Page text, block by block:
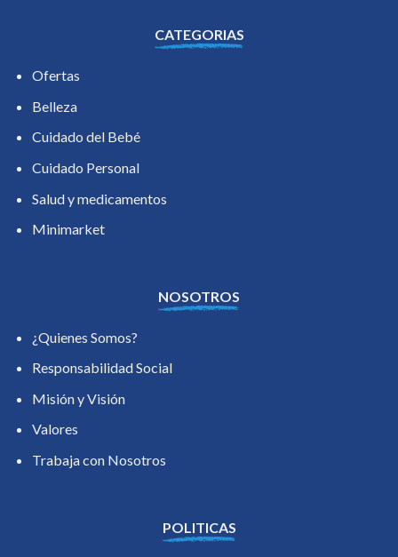
CATEGORIAS
Ofertas
Belleza
Cuidado del Bebé
Cuidado Personal
Salud y medicamentos
Minimarket
NOSOTROS
¿Quienes Somos?
Responsabilidad Social
Misión y Visión
Valores
Trabaja con Nosotros
POLITICAS